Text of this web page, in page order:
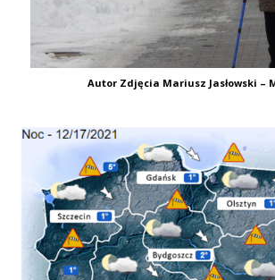
Autor Zdjęcia Mariusz Jasłowski –